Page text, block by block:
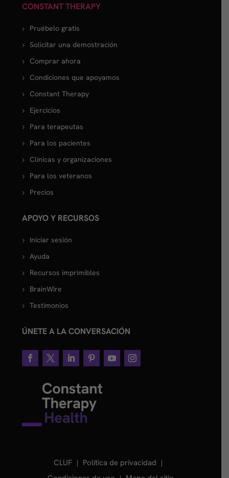
CONSTANT THERAPY
Pruébelo gratis
Solicitar una demostración
Comprar ahora
Condiciones que apoyamos
Constant Therapy
Ejercicios
Para terapeutas
Para los pacientes
Clínicas y organizaciones
Para los veteranos
Precios
APOYO Y RECURSOS
Iniciar sesión
Ayuda
Recursos imprimibles
BrainWire
Testimonios
ÚNETE A LA CONVERSACIÓN
CLUF
Política de privacidad